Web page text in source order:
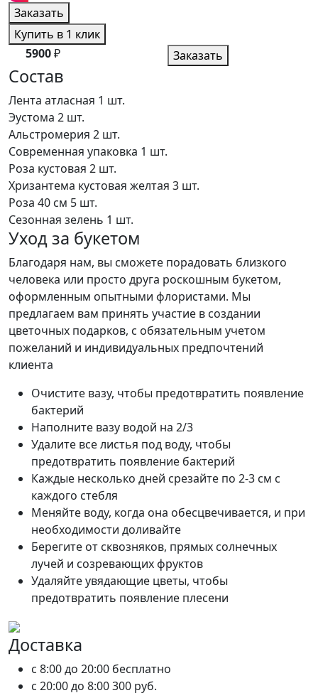
Заказать
Купить в 1 клик
5900₽ Заказать
Состав
Лента атласная 1 шт.
Эустома 2 шт.
Альстромерия 2 шт.
Современная упаковка 1 шт.
Роза кустовая 2 шт.
Хризантема кустовая желтая 3 шт.
Роза 40 см 5 шт.
Сезонная зелень 1 шт.
Уход за букетом
Благодаря нам, вы сможете порадовать близкого
человека или просто друга роскошным букетом,
оформленным опытными флористами. Мы
предлагаем вам принять участие в создании
цветочных подарков, с обязательным учетом
пожеланий и индивидуальных предпочтений
клиента
Очистите вазу, чтобы предотвратить появление
бактерий
Наполните вазу водой на 2/3
Удалите все листья под воду, чтобы
предотвратить появление бактерий
Каждые несколько дней срезайте по 2-3 см с
каждого стебля
Меняйте воду, когда она обесцвечивается, и при
необходимости доливайте
Берегите от сквозняков, прямых солнечных
лучей и созревающих фруктов
Удаляйте увядающие цветы, чтобы
предотвратить появление плесени
Доставка
c 8:00 до 20:00 бесплатно
c 20:00 до 8:00300 руб.